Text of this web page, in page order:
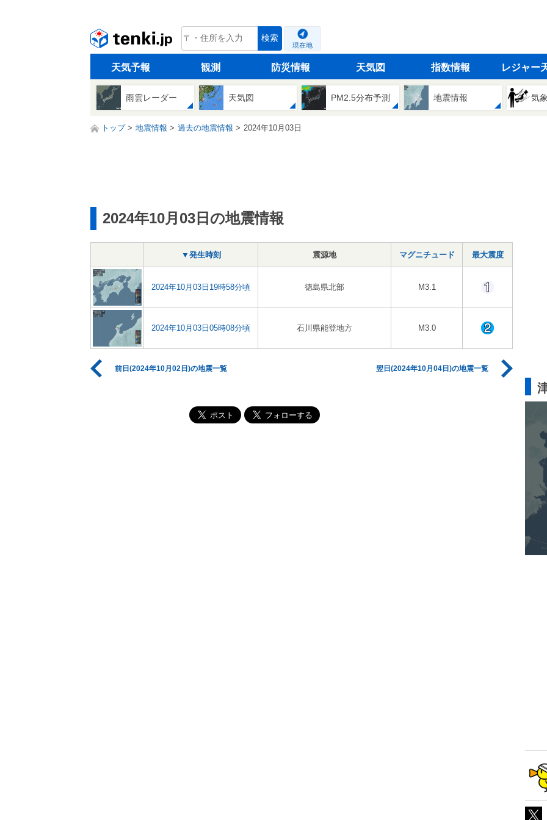
tenki.jp 検索
現在地
天気予報 観測 防災情報 天気図 指数情報 レジャー
雨雲レーダー 天気図 PM2.5分布予測 地震情報 気
トップ 地震情報 過去の地震情報 2024年10月03日
2024年10月03日の地震情報
▼発生時刻 震源地 マグニチュード 最大震度
2024年10月03日19時58分頃 徳島県北部 M3.1
2024年10月03日05時08分頃 石川県能登地方 M3.0
前日(2024年10月02日)の地震一覧 翌日(2024年10月04日)の地震一覧